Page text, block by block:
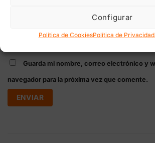
Configurar
Política de CookiesPolítica de Privacidad
Guarda mi nombre, correo electrónico y
navegador para la próxima vez que comente.